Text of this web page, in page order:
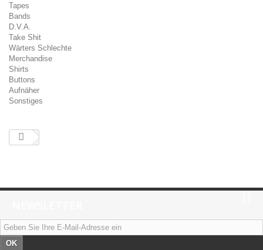
Tapes
Bands
D.V.A.
Take Shit
Wärters Schlechte
Merchandise
Shirts
Buttons
Aufnäher
Sonstiges
OK